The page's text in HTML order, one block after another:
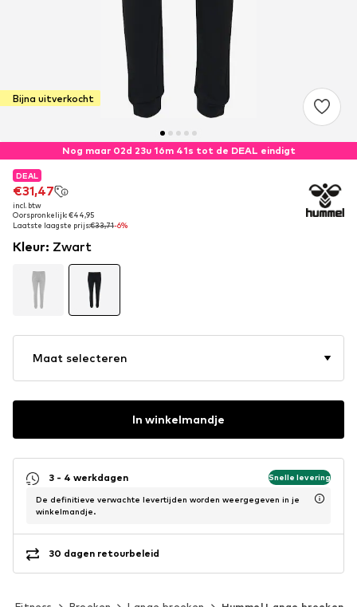
Bijna uitverkocht
Nog maar 02d 23u 16m 41s tot de DEAL eindigt
DEAL
€31,47
incl. btw
Oorspronkelijk: €44,95
Laatste laagste prijs:€33,71-6%
DEAL
€31,47
incl. btw
Oorspronkelijk: €44,95
Laatste laagste prijs:€33,71-6%
Kleur: Zwart
Maat selecteren
In winkelmandje
3 - 4 werkdagen Snelle levering
De definitieve verwachte levertijden worden weergegeven in je
winkelmandje.
30 dagen retourbeleid